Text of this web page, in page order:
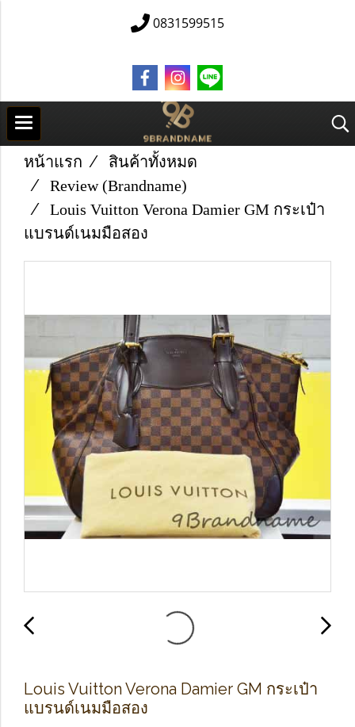
0831599515
หน้าแรก
สินค้าทั้งหมด
Review (Brandname)
Louis Vuitton Verona Damier GM กระเป๋า
แบรนด์เนมมือสอง
Louis Vuitton Verona Damier GM กระเป๋า
แบรนด์เนมมือสอง